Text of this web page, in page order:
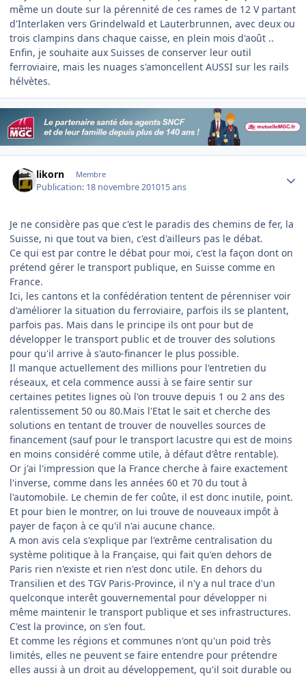
même un doute sur la pérennité de ces rames de 12 V partant
d'Interlaken vers Grindelwald et Lauterbrunnen, avec deux ou
trois clampins dans chaque caisse, en plein mois d'août ..
Enfin, je souhaite aux Suisses de conserver leur outil
ferroviaire, mais les nuages s'amoncellent AUSSI sur les rails
hélvètes.
likorn Membre
Publication: 18 novembre 201015 ans
Je ne considère pas que c'est le paradis des chemins de fer, la
Suisse, ni que tout va bien, c'est d'ailleurs pas le débat.
Ce qui est par contre le débat pour moi, c'est la façon dont on
prétend gérer le transport publique, en Suisse comme en
France.
Ici, les cantons et la confédération tentent de pérenniser voir
d'améliorer la situation du ferroviaire, parfois ils se plantent,
parfois pas. Mais dans le principe ils ont pour but de
développer le transport public et de trouver des solutions
pour qu'il arrive à s'auto-financer le plus possible.
Il manque actuellement des millions pour l'entretien du
réseaux, et cela commence aussi à se faire sentir sur
certaines petites lignes où l'on trouve depuis 1 ou 2 ans des
ralentissement 50 ou 80.Mais l'Etat le sait et cherche des
solutions en tentant de trouver de nouvelles sources de
financement (sauf pour le transport lacustre qui est de moins
en moins considéré comme utile, à défaut d'être rentable).
Or j'ai l'impression que la France cherche à faire exactement
l'inverse, comme dans les années 60 et 70 du tout à
l'automobile. Le chemin de fer coûte, il est donc inutile, point.
Et pour bien le montrer, on lui trouve de nouveaux impôt à
payer de façon à ce qu'il n'ai aucune chance.
A mon avis cela s'explique par l'extrême centralisation du
système politique à la Française, qui fait qu'en dehors de
Paris rien n'existe et rien n'est donc utile. En dehors du
Transilien et des TGV Paris-Province, il n'y a nul trace d'un
quelconque interêt gouvernemental pour développer ni
même maintenir le transport publique et ses infrastructures.
C'est la province, on s'en fout.
Et comme les régions et communes n'ont qu'un poid très
limités, elles ne peuvent se faire entendre pour prétendre
elles aussi à un droit au développement, qu'il soit durable ou